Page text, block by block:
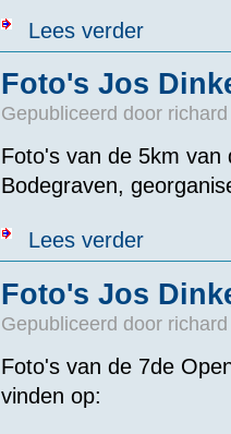
Lees verderover Extra
Foto's Jos
Gepubliceerd door
Foto's van de 5km van
Bodegraven,
Lees verderover Foto's
Foto's Jos
Gepubliceerd door
Foto's van de 7de
vinden op: